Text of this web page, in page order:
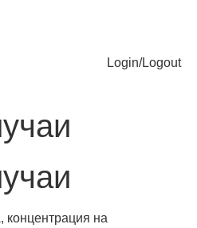
Login/Logout
концентрация на